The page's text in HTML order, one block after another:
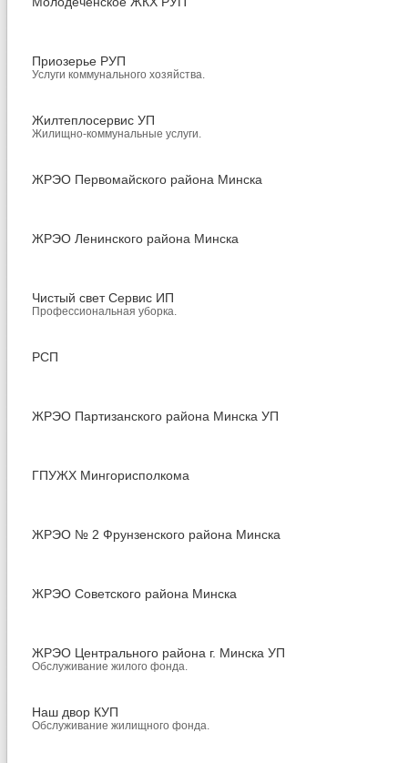
Приозерье РУП
Услуги коммунального хозяйства.
Жилтеплосервис УП
Жилищно-коммунальные услуги.
ЖРЭО Первомайского района Минска
ЖРЭО Ленинского района Минска
Чистый свет Сервис ИП
Профессиональная уборка.
РСП
ЖРЭО Партизанского района Минска УП
ГПУЖХ Мингорисполкома
ЖРЭО № 2 Фрунзенского района Минска
ЖРЭО Советского района Минска
ЖРЭО Центрального района г. Минска УП
Обслуживание жилого фонда.
Наш двор КУП
Обслуживание жилищного фонда.